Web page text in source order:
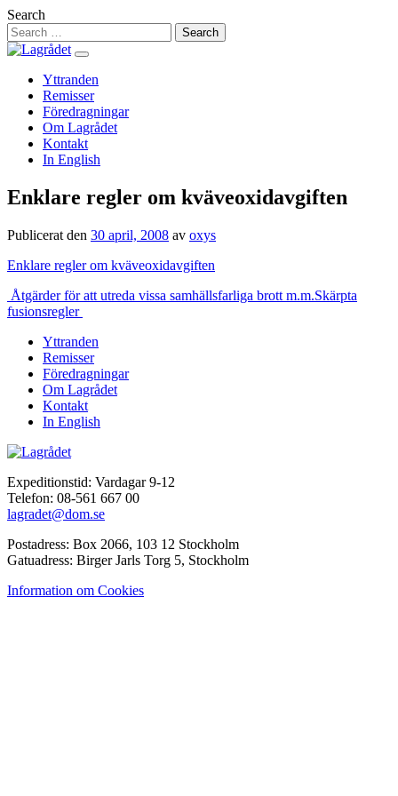
Hoppa
till
innehåll
Search
Yttranden
Remisser
Föredragningar
Om Lagrådet
Kontakt
In English
Enklare regler om kväveoxidavgiften
Publicerat den 30 april, 2008 av oxys
Enklare regler om kväveoxidavgiften
Inläggsnavigering
Åtgärder för att utreda vissa samhällsfarliga brott m.m.Skärpta
fusionsregler
Yttranden
Remisser
Föredragningar
Om Lagrådet
Kontakt
In English
Expeditionstid: Vardagar 9-12
Telefon: 08-561 667 00
lagradet@dom.se
Postadress: Box 2066, 103 12 Stockholm
Gatuadress: Birger Jarls Torg 5, Stockholm
Information om Cookies